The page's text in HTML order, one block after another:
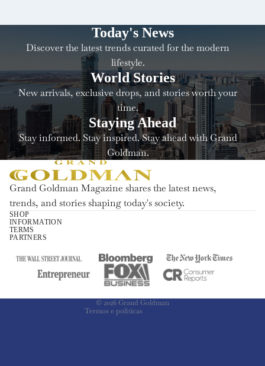
Today's News
Discover the latest trends curated for the modern
lifestyle.
World Stories
New arrivals, exclusive drops, and stories worth your
time.
Staying Ahead
Stay informed. Stay inspired. Stay ahead with Grand
Goldman.
Grand Goldman Magazine shares the latest news,
trends, and stories shaping today's society.
SHOP
INFORMATION
TERMS
PARTNERS
© 2026 Grand Goldman
Termos e políticas
Política de reembolso
Termos de serviço
Política de frete